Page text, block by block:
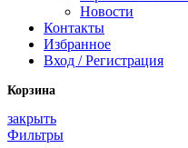
Новости
Контакты
Избранное
Вход / Регистрация
Корзина
закрыть
Фильтры